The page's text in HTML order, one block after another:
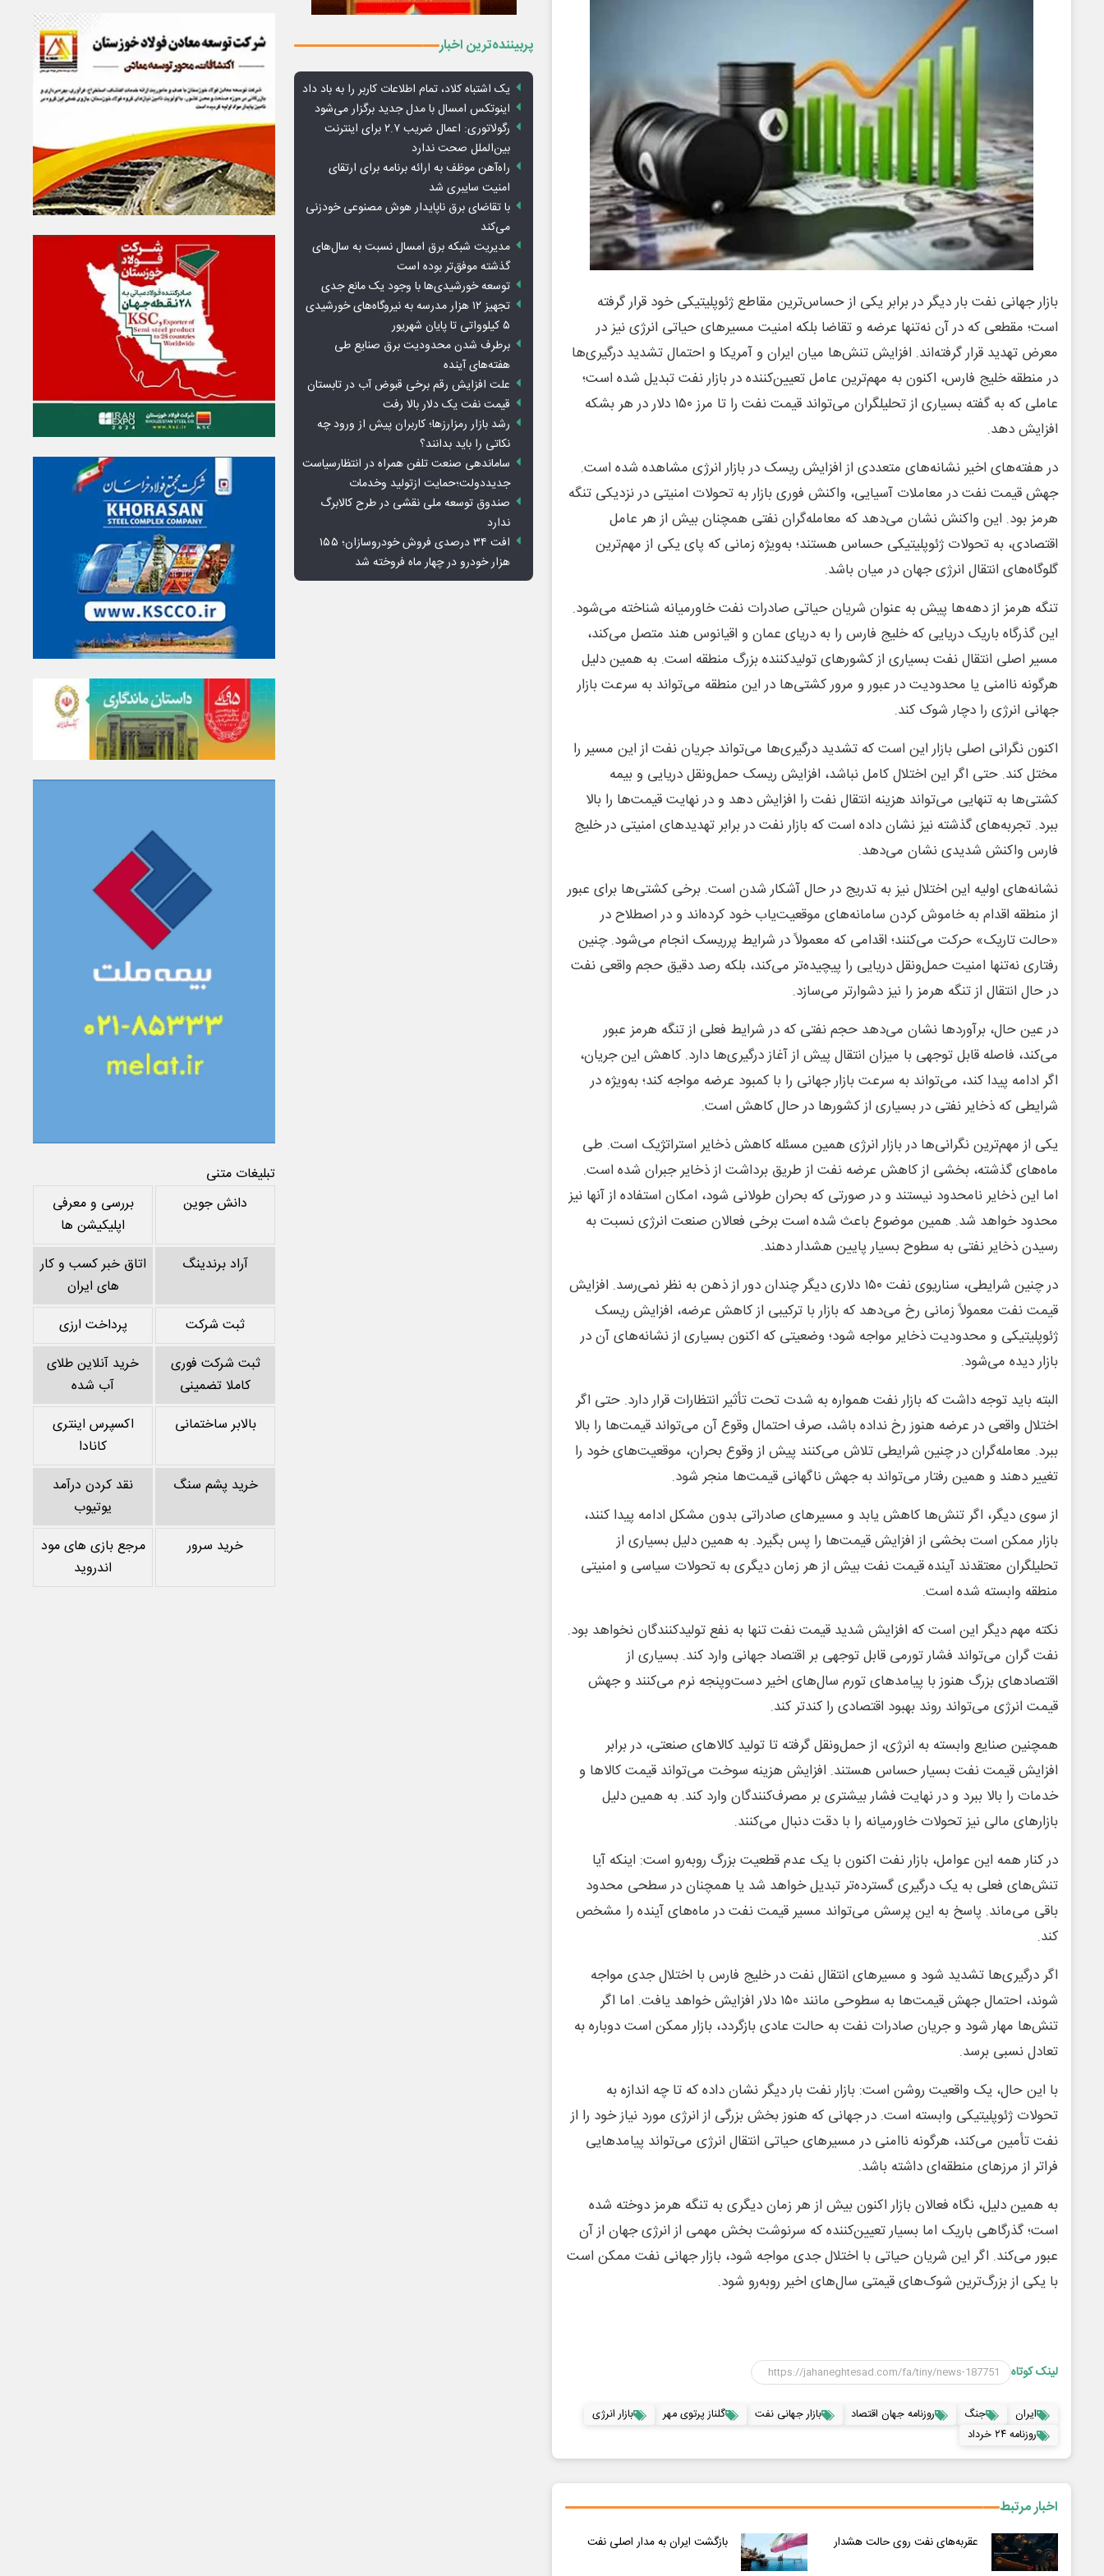
بازار جهانی نفت بار دیگر در برابر یکی از حساس‌ترین مقاطع ژئوپلیتیکی خود قرار گرفته
است؛ مقطعی که در آن نه‌تنها عرضه و تقاضا بلکه امنیت مسیرهای حیاتی انرژی نیز در
معرض تهدید قرار گرفته‌اند. افزایش تنش‌ها میان ایران و آمریکا و احتمال تشدید درگیری‌ها
در منطقه خلیج فارس، اکنون به مهم‌ترین عامل تعیین‌کننده در بازار نفت تبدیل شده است؛
عاملی که به گفته بسیاری از تحلیلگران می‌تواند قیمت نفت را تا مرز ۱۵۰ دلار در هر بشکه
افزایش دهد.
در هفته‌های اخیر نشانه‌های متعددی از افزایش ریسک در بازار انرژی مشاهده شده است.
جهش قیمت نفت در معاملات آسیایی، واکنش فوری بازار به تحولات امنیتی در نزدیکی تنگه
هرمز بود. این واکنش نشان می‌دهد که معامله‌گران نفتی همچنان بیش از هر عامل
اقتصادی، به تحولات ژئوپلیتیکی حساس هستند؛ به‌ویژه زمانی که پای یکی از مهم‌ترین
گلوگاه‌های انتقال انرژی جهان در میان باشد.
تنگه هرمز از دهه‌ها پیش به عنوان شریان حیاتی صادرات نفت خاورمیانه شناخته می‌شود.
این گذرگاه باریک دریایی که خلیج فارس را به دریای عمان و اقیانوس هند متصل می‌کند،
مسیر اصلی انتقال نفت بسیاری از کشورهای تولیدکننده بزرگ منطقه است. به همین دلیل
هرگونه ناامنی یا محدودیت در عبور و مرور کشتی‌ها در این منطقه می‌تواند به سرعت بازار
جهانی انرژی را دچار شوک کند.
اکنون نگرانی اصلی بازار این است که تشدید درگیری‌ها می‌تواند جریان نفت از این مسیر را
مختل کند. حتی اگر این اختلال کامل نباشد، افزایش ریسک حمل‌ونقل دریایی و بیمه
کشتی‌ها به تنهایی می‌تواند هزینه انتقال نفت را افزایش دهد و در نهایت قیمت‌ها را بالا
ببرد. تجربه‌های گذشته نیز نشان داده است که بازار نفت در برابر تهدیدهای امنیتی در خلیج
فارس واکنش شدیدی نشان می‌دهد.
نشانه‌های اولیه این اختلال نیز به تدریج در حال آشکار شدن است. برخی کشتی‌ها برای عبور
از منطقه اقدام به خاموش کردن سامانه‌های موقعیت‌یاب خود کرده‌اند و در اصطلاح در
«حالت تاریک» حرکت می‌کنند؛ اقدامی که معمولاً در شرایط پرریسک انجام می‌شود. چنین
رفتاری نه‌تنها امنیت حمل‌ونقل دریایی را پیچیده‌تر می‌کند، بلکه رصد دقیق حجم واقعی نفت
در حال انتقال از تنگه هرمز را نیز دشوارتر می‌سازد.
در عین حال، برآوردها نشان می‌دهد حجم نفتی که در شرایط فعلی از تنگه هرمز عبور
می‌کند، فاصله قابل توجهی با میزان انتقال پیش از آغاز درگیری‌ها دارد. کاهش این جریان،
اگر ادامه پیدا کند، می‌تواند به سرعت بازار جهانی را با کمبود عرضه مواجه کند؛ به‌ویژه در
شرایطی که ذخایر نفتی در بسیاری از کشورها در حال کاهش است.
یکی از مهم‌ترین نگرانی‌ها در بازار انرژی همین مسئله کاهش ذخایر استراتژیک است. طی
ماه‌های گذشته، بخشی از کاهش عرضه نفت از طریق برداشت از ذخایر جبران شده است.
اما این ذخایر نامحدود نیستند و در صورتی که بحران طولانی شود، امکان استفاده از آنها نیز
محدود خواهد شد. همین موضوع باعث شده است برخی فعالان صنعت انرژی نسبت به
رسیدن ذخایر نفتی به سطوح بسیار پایین هشدار دهند.
در چنین شرایطی، سناریوی نفت ۱۵۰ دلاری دیگر چندان دور از ذهن به نظر نمی‌رسد. افزایش
قیمت نفت معمولاً زمانی رخ می‌دهد که بازار با ترکیبی از کاهش عرضه، افزایش ریسک
ژئوپلیتیکی و محدودیت ذخایر مواجه شود؛ وضعیتی که اکنون بسیاری از نشانه‌های آن در
بازار دیده می‌شود.
البته باید توجه داشت که بازار نفت همواره به شدت تحت تأثیر انتظارات قرار دارد. حتی اگر
اختلال واقعی در عرضه هنوز رخ نداده باشد، صرف احتمال وقوع آن می‌تواند قیمت‌ها را بالا
ببرد. معامله‌گران در چنین شرایطی تلاش می‌کنند پیش از وقوع بحران، موقعیت‌های خود را
تغییر دهند و همین رفتار می‌تواند به جهش ناگهانی قیمت‌ها منجر شود.
از سوی دیگر، اگر تنش‌ها کاهش یابد و مسیرهای صادراتی بدون مشکل ادامه پیدا کنند،
بازار ممکن است بخشی از افزایش قیمت‌ها را پس بگیرد. به همین دلیل بسیاری از
تحلیلگران معتقدند آینده قیمت نفت بیش از هر زمان دیگری به تحولات سیاسی و امنیتی
منطقه وابسته شده است.
نکته مهم دیگر این است که افزایش شدید قیمت نفت تنها به نفع تولیدکنندگان نخواهد بود.
نفت گران می‌تواند فشار تورمی قابل توجهی بر اقتصاد جهانی وارد کند. بسیاری از
اقتصادهای بزرگ هنوز با پیامدهای تورم سال‌های اخیر دست‌وپنجه نرم می‌کنند و جهش
قیمت انرژی می‌تواند روند بهبود اقتصادی را کندتر کند.
همچنین صنایع وابسته به انرژی، از حمل‌ونقل گرفته تا تولید کالاهای صنعتی، در برابر
افزایش قیمت نفت بسیار حساس هستند. افزایش هزینه سوخت می‌تواند قیمت کالاها و
خدمات را بالا ببرد و در نهایت فشار بیشتری بر مصرف‌کنندگان وارد کند. به همین دلیل
بازارهای مالی نیز تحولات خاورمیانه را با دقت دنبال می‌کنند.
در کنار همه این عوامل، بازار نفت اکنون با یک عدم قطعیت بزرگ روبه‌رو است: اینکه آیا
تنش‌های فعلی به یک درگیری گسترده‌تر تبدیل خواهد شد یا همچنان در سطحی محدود
باقی می‌ماند. پاسخ به این پرسش می‌تواند مسیر قیمت نفت در ماه‌های آینده را مشخص
کند.
اگر درگیری‌ها تشدید شود و مسیرهای انتقال نفت در خلیج فارس با اختلال جدی مواجه
شوند، احتمال جهش قیمت‌ها به سطوحی مانند ۱۵۰ دلار افزایش خواهد یافت. اما اگر
تنش‌ها مهار شود و جریان صادرات نفت به حالت عادی بازگردد، بازار ممکن است دوباره به
تعادل نسبی برسد.
با این حال، یک واقعیت روشن است: بازار نفت بار دیگر نشان داده که تا چه اندازه به
تحولات ژئوپلیتیکی وابسته است. در جهانی که هنوز بخش بزرگی از انرژی مورد نیاز خود را از
نفت تأمین می‌کند، هرگونه ناامنی در مسیرهای حیاتی انتقال انرژی می‌تواند پیامدهایی
فراتر از مرزهای منطقه‌ای داشته باشد.
به همین دلیل، نگاه فعالان بازار اکنون بیش از هر زمان دیگری به تنگه هرمز دوخته شده
است؛ گذرگاهی باریک اما بسیار تعیین‌کننده که سرنوشت بخش مهمی از انرژی جهان از آن
عبور می‌کند. اگر این شریان حیاتی با اختلال جدی مواجه شود، بازار جهانی نفت ممکن است
با یکی از بزرگ‌ترین شوک‌های قیمتی سال‌های اخیر روبه‌رو شود.
لینک کوتاه
ایران جنگ روزنامه جهان اقتصاد بازار جهانی نفت گلناز پرتوی مهر
بازار انرژی
روزنامه ۲۴ خرداد
اخبار مرتبط
عقربه‌های نفت روی حالت هشدار بازگشت ایران به مدار اصلی نفت
پربیننده‌ترین اخبار
یک اشتباه کلاد، تمام اطلاعات کاربر را به باد داد
اینوتکس امسال با مدل جدید برگزار می‌شود
رگولاتوری: اعمال ضریب ۲.۷ برای اینترنت
بین‌الملل صحت ندارد
راه‌آهن موظف به ارائه برنامه برای ارتقای
امنیت سایبری شد
با تقاضای برق ناپایدار هوش مصنوعی خودزنی
می‌کند
مدیریت شبکه برق امسال نسبت به سال‌های
گذشته موفق‌تر بوده است
توسعه خورشیدی‌ها با وجود یک مانع جدی
تجهیز ۱۲ هزار مدرسه به نیروگاه‌های خورشیدی
۵ کیلوواتی تا پایان شهریور
برطرف شدن محدودیت‌ برق صنایع طی
هفته‌های آینده
علت افزایش رقم برخی قبوض آب در تابستان
قیمت نفت یک دلار بالا رفت
رشد بازار رمزارزها؛ کاربران پیش از ورود چه
نکاتی را باید بدانند؟
ساماندهی صنعت تلفن همراه در انتظارسیاست
جدیددولت؛حمایت ازتولید وخدمات
صندوق توسعه ملی نقشی در طرح کالابرگ
ندارد
افت ۳۴ درصدی فروش خودروسازان؛ ۱۵۵
هزار خودرو در چهار ماه فروخته شد
تبلیغات متنی
دانش جوین
بررسی و معرفی
اپلیکیشن ها
آراد برندینگ
اتاق خبر کسب و کار
های ایران
ثبت شرکت
پرداخت ارزی
ثبت شرکت فوری
کاملا تضمینی
خرید آنلاین طلای
آب شده
بالابر ساختمانی
اکسپرس اینتری
کانادا
خرید پشم سنگ
نقد کردن درآمد
یوتیوب
خرید سرور
مرجع بازی های مود
اندروید